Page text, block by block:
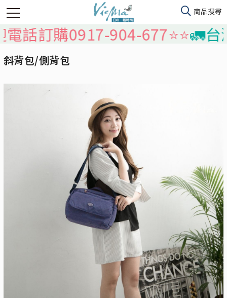
購0917-904-677⭐️⭐️🚛台灣本
斜背包/側背包